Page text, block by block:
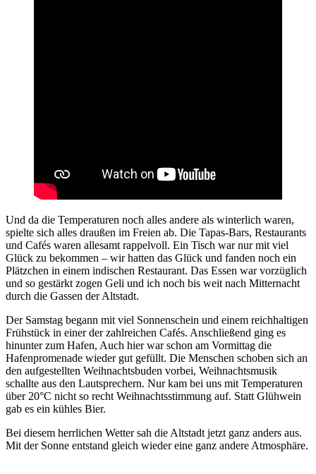
Und da die Temperaturen noch alles andere als winterlich waren,
spielte sich alles draußen im Freien ab. Die Tapas-Bars, Restaurants
und Cafés waren allesamt rappelvoll. Ein Tisch war nur mit viel
Glück zu bekommen – wir hatten das Glück und fanden noch ein
Plätzchen in einem indischen Restaurant. Das Essen war vorzüglich
und so gestärkt zogen Geli und ich noch bis weit nach Mitternacht
durch die Gassen der Altstadt.
Der Samstag begann mit viel Sonnenschein und einem reichhaltigen
Frühstück in einer der zahlreichen Cafés. Anschließend ging es
hinunter zum Hafen, Auch hier war schon am Vormittag die
Hafenpromenade wieder gut gefüllt. Die Menschen schoben sich an
den aufgestellten Weihnachtsbuden vorbei, Weihnachtsmusik
schallte aus den Lautsprechern. Nur kam bei uns mit Temperaturen
über 20°C nicht so recht Weihnachtsstimmung auf. Statt Glühwein
gab es ein kühles Bier.
Bei diesem herrlichen Wetter sah die Altstadt jetzt ganz anders aus.
Mit der Sonne entstand gleich wieder eine ganz andere Atmosphäre.